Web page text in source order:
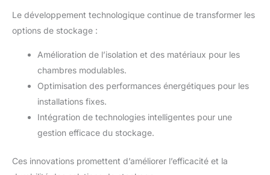
Le développement technologique continue de transformer les
options de stockage :
Amélioration de l’isolation et des matériaux pour les
chambres modulables.
Optimisation des performances énergétiques pour les
installations fixes.
Intégration de technologies intelligentes pour une
gestion efficace du stockage.
Ces innovations promettent d’améliorer l’efficacité et la